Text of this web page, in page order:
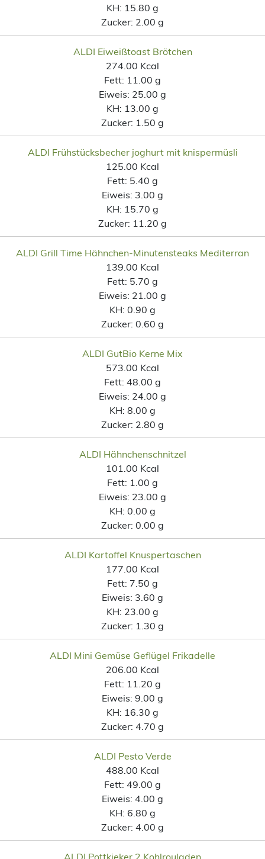
KH: 15.80 g
Zucker: 2.00 g
ALDI Eiweißtoast Brötchen
274.00 Kcal
Fett: 11.00 g
Eiweis: 25.00 g
KH: 13.00 g
Zucker: 1.50 g
ALDI Frühstücksbecher joghurt mit knispermüsli
125.00 Kcal
Fett: 5.40 g
Eiweis: 3.00 g
KH: 15.70 g
Zucker: 11.20 g
ALDI Grill Time Hähnchen-Minutensteaks Mediterran
139.00 Kcal
Fett: 5.70 g
Eiweis: 21.00 g
KH: 0.90 g
Zucker: 0.60 g
ALDI GutBio Kerne Mix
573.00 Kcal
Fett: 48.00 g
Eiweis: 24.00 g
KH: 8.00 g
Zucker: 2.80 g
ALDI Hähnchenschnitzel
101.00 Kcal
Fett: 1.00 g
Eiweis: 23.00 g
KH: 0.00 g
Zucker: 0.00 g
ALDI Kartoffel Knuspertaschen
177.00 Kcal
Fett: 7.50 g
Eiweis: 3.60 g
KH: 23.00 g
Zucker: 1.30 g
ALDI Mini Gemüse Geflügel Frikadelle
206.00 Kcal
Fett: 11.20 g
Eiweis: 9.00 g
KH: 16.30 g
Zucker: 4.70 g
ALDI Pesto Verde
488.00 Kcal
Fett: 49.00 g
Eiweis: 4.00 g
KH: 6.80 g
Zucker: 4.00 g
ALDI Pottkieker 2 Kohlrouladen